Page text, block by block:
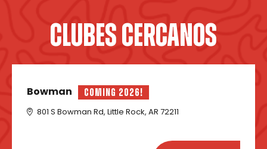
CLUBES CERCANOS
Bowman COMING 2026!
801 S Bowman Rd, Little Rock, AR 72211